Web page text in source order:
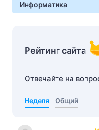
Информатика
Рейтинг сайта
Отвечайте на
Неделя Общий